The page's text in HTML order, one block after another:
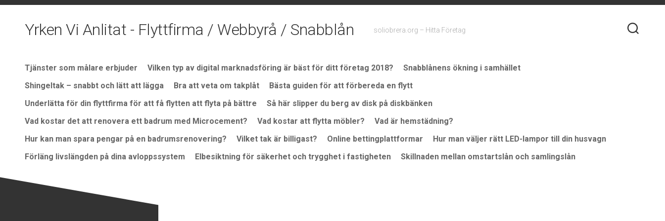
Skip
contentYrken Vi Anlitat - Flyttfirma / Webbyrå / Snabblån soliobrera.org – Hitta Företag
Tjänster som målare erbjuder Vilken typ av digital marknadsföring är bäst för ditt företag 2018?
Snabblånens ökning i samhället
Shingeltak – snabbt och lätt att lägga
Bra att veta om takplåt
Bästa guiden för att förbereda en flytt
Underlätta för din flyttfirma för att få flytten att flyta på bättre
Så här slipper du berg av disk på diskbänken
Vad kostar det att renovera ett badrum med Microcement?
Vad kostar att flytta möbler?
Vad är hemstädning?
Hur kan man spara pengar på en badrumsrenovering?
Vilket tak är billigast? Online bettingplattformar
Hur man väljer rätt LED-lampor till din husvagn
Förläng livslängden på dina avloppssystem
Elbesiktning för säkerhet och trygghet i fastigheten Skillnaden mellan omstartslån och samlingslån